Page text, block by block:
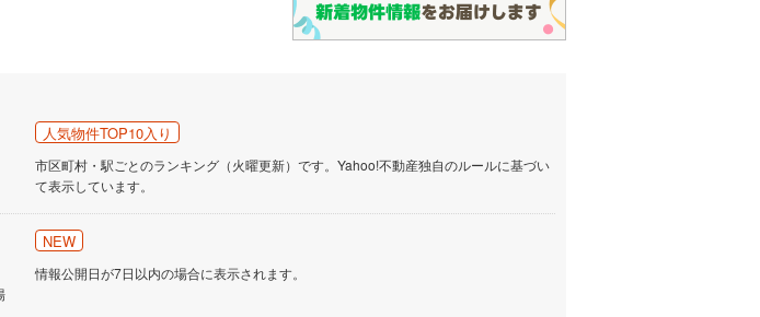
人気物件TOP10入り
市区町村・駅ごとのランキング（火曜更新）です。Yahoo!不動産独自のルールに基づい
て表示しています。
NEW
情報公開日が7日以内の場合に表示されます。